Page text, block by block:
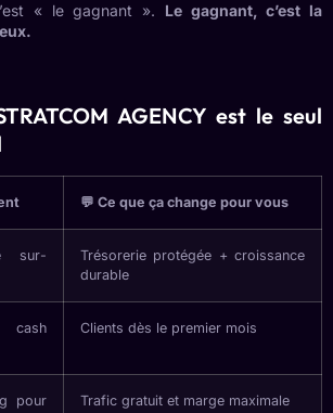
« le gagnant ». Le gagnant, c’est la
AGENCY est le seul
💬 Ce que ça change pour vous
sur-
Trésorerie protégée + croissance
durable
Clients dès le premier mois
pour
Trafic gratuit et marge maximale